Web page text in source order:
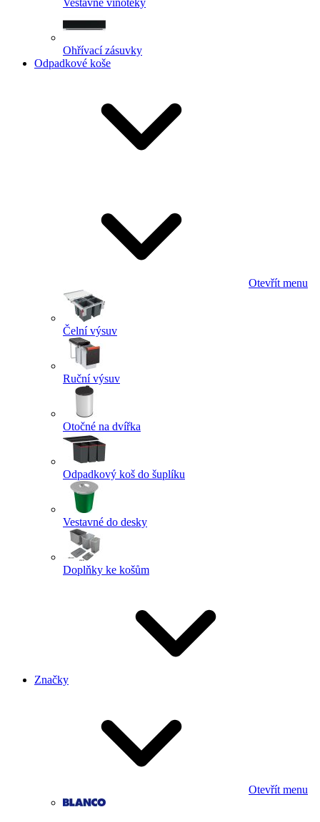
Ohřívací zásuvky
Odpadkové koše
Otevřít menu
Čelní výsuv
Ruční výsuv
Otočné na dvířka
Odpadkový koš do šuplíku
Vestavné do desky
Doplňky ke košům
Značky
Otevřít menu